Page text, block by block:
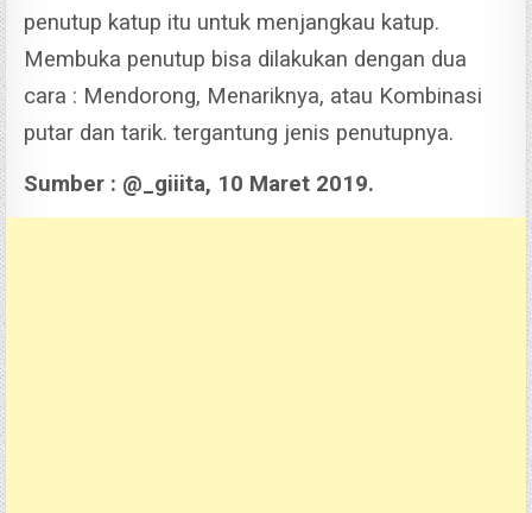
penutup katup itu untuk menjangkau katup.
Membuka penutup bisa dilakukan dengan dua
cara : Mendorong, Menariknya, atau Kombinasi
putar dan tarik. tergantung jenis penutupnya.
Sumber : @_giiita, 10 Maret 2019.